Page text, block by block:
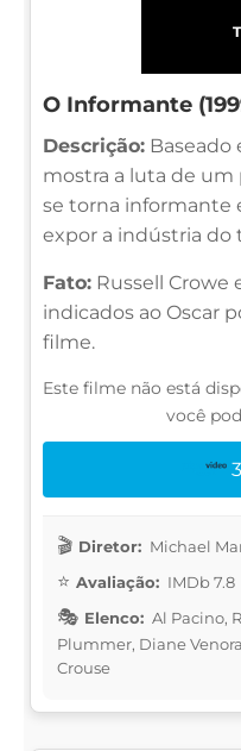
O Informante
Descrição: Baseado
mostra a luta de
se torna informante
expor a indústria do
Fato: Russell Crowe
indicados ao Oscar
filme.
Este filme não está
você
Diretor: Michael
Avaliação: IMDb 7.8
Elenco: Al Pacino,
Plummer, Diane
Crouse